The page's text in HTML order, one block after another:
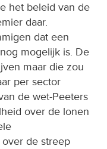
het beleid van de
daar.
dat een
mogelijk is. De
maar die zou
per sector
de wet-Peeters
over de lonen
de streep